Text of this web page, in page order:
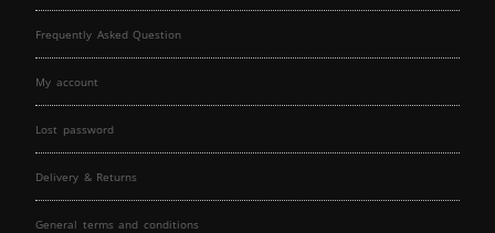
Frequently Asked Question
My account
Lost password
Delivery & Returns
General terms and conditions